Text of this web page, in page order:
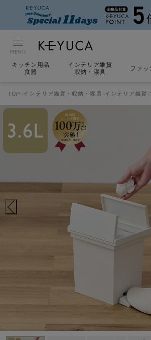
MENU
キッチン用品
食器
インテリア雑貨
収納・寝具
ファッ
TOP インテリア雑貨・収納・寝具 インテリア雑貨